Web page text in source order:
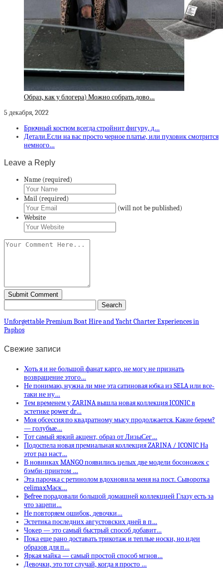
Образ, как у блогера) Можно собрать дово…
5 декабря, 2022
Брючный костюм всегда стройнит фигуру, д…
Детали.Если на вас просто черное платье, или пуховик смотрится
немного…
Leave a Reply
Name (required)
Mail (required)
(will not be published)
Website
Unforgettable Premium Boat Hire and Yacht Charter Experiences in
Paphos
Свежие записи
Хоть я и не большой фанат карго, не могу не признать
возвращение этого…
Не понимаю, нужна ли мне эта сатиновая юбка из SELA или все-
таки не ну…
Тем временем у ZARINA вышла новая коллекция ICONIC в
эстетике power dr…
Моя обсессия по квадратному мысу продолжается. Какие берем?
— голубые…
Тот самый яркий акцент, образ от ЛизыСег…
Подоспела новая премиальная коллекция ZARINA / ICONIC На
этот раз наст…
В новинках MANGO появились целых две модели босоножек с
бэмби-принтом …
Эта парочка с ретинолом вдохновила меня на пост. Сыворотка
celimaxМаск…
Befree порадовали большой домашней коллекцией Глазу есть за
что зацепи…
Не повторяем ошибок, девочки…
Эстетика последних августовских дней в п…
Чокер — это самый быстрый способ добавит…
Пока еще рано доставать трикотаж и теплые носки, но идеи
образов для п…
Яркая майка — самый простой способ мгнов…
Девочки, это тот случай, когда я просто …